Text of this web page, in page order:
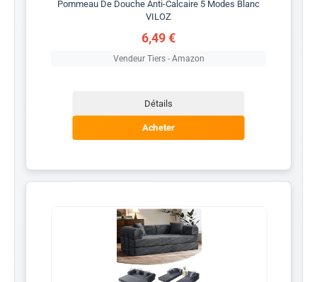
Pommeau De Douche Anti-Calcaire 5 Modes Blanc
VILOZ
6,49 €
Vendeur Tiers - Amazon
Détails
Acheter